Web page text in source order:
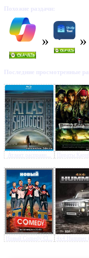
робот
Похожие раздачи:
Последние просмотренные
Атлант расправи... Пираты
Новый Comedy Cl... 4x4 Hummer